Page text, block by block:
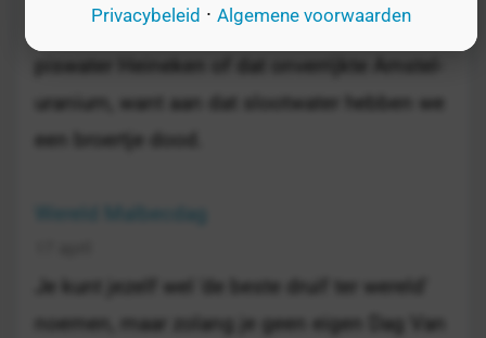
geef ons alsjeblieft niet dat smerige
uranium, want aan dat slootwater hebben we
een broertje dood.
Wereld Malbecdag
Je kunt jezelf wel 'de beste druif ter wereld'
noemen, maar zolang je geen eigen Dag Van
Privacybeleid · Algemene voorwaarden